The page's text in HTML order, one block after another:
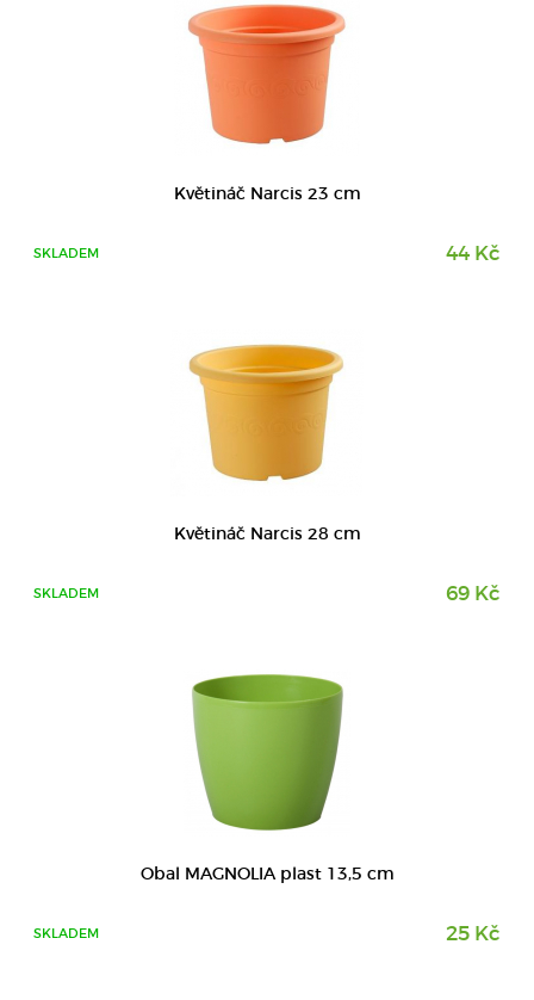
Květináč Narcis 23 cm
SKLADEM 44 Kč
Květináč Narcis 28 cm
SKLADEM 69 Kč
Obal MAGNOLIA plast 13,5 cm
SKLADEM 25 Kč